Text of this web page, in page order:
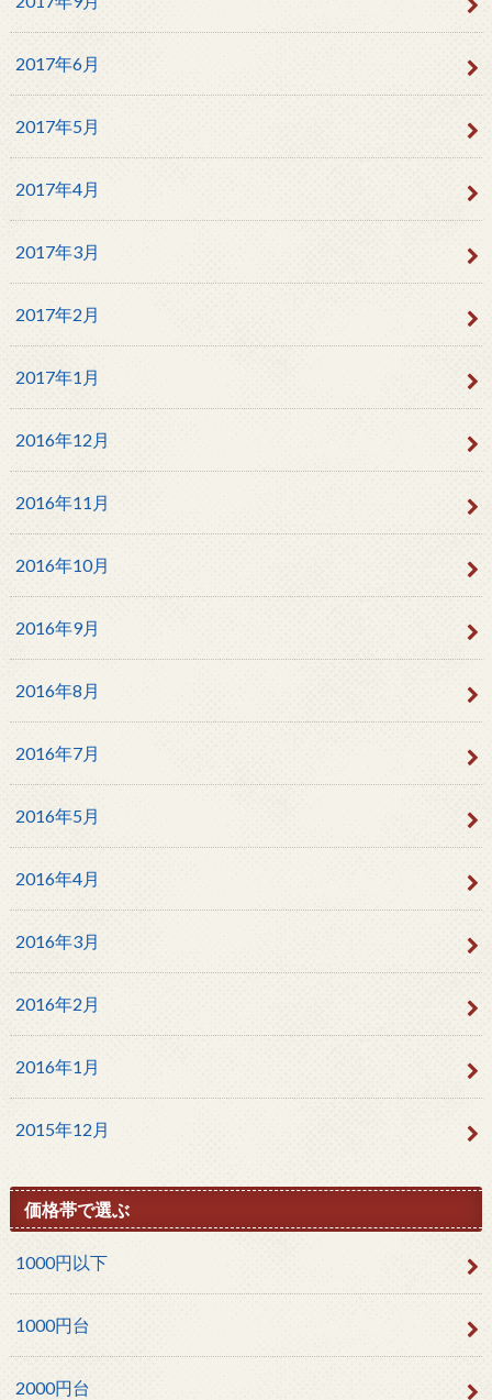
2017年6月
2017年5月
2017年4月
2017年3月
2017年2月
2017年1月
2016年12月
2016年11月
2016年10月
2016年9月
2016年8月
2016年7月
2016年5月
2016年4月
2016年3月
2016年2月
2016年1月
2015年12月
価格帯で選ぶ
1000円以下
1000円台
2000円台